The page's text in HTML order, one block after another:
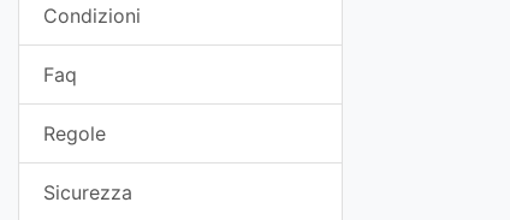
Condizioni
Faq
Regole
Sicurezza